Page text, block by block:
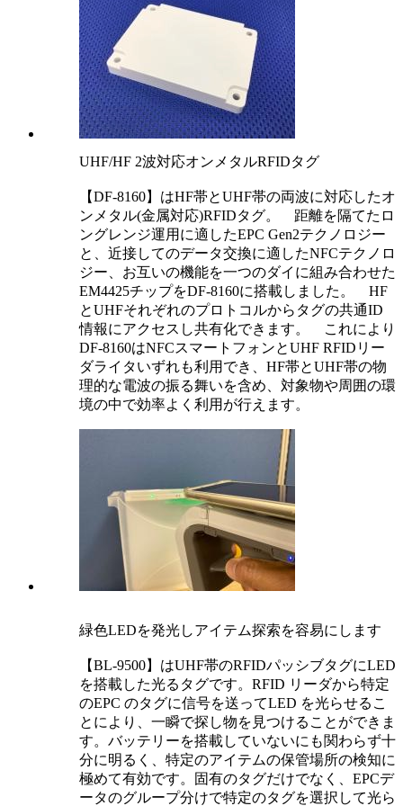
UHF/HF 2波対応オンメタルRFIDタグ
【DF-8160】はHF帯とUHF帯の両波に対応したオ
ンメタル(金属対応)RFIDタグ。 距離を隔てたロ
ングレンジ運用に適したEPC Gen2テクノロジー
と、近接してのデータ交換に適したNFCテクノロ
ジー、お互いの機能を一つのダイに組み合わせた
EM4425チップをDF-8160に搭載しました。 HF
とUHFそれぞれのプロトコルからタグの共通ID
情報にアクセスし共有化できます。 これにより
DF-8160はNFCスマートフォンとUHF RFIDリー
ダライタいずれも利用でき、HF帯とUHF帯の物
理的な電波の振る舞いを含め、対象物や周囲の環
境の中で効率よく利用が行えます。
緑色LEDを発光しアイテム探索を容易にします
【BL-9500】はUHF帯のRFIDパッシブタグにLED
を搭載した光るタグです。RFID リーダから特定
のEPC のタグに信号を送ってLED を光らせるこ
とにより、一瞬で探し物を見つけることができま
す。バッテリーを搭載していないにも関わらず十
分に明るく、特定のアイテムの保管場所の検知に
極めて有効です。固有のタグだけでなく、EPCデ
ータのグループ分けで特定のタグを選択して光ら